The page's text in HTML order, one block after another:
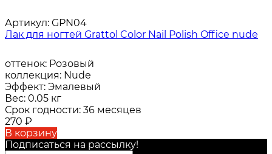
Артикул: GPN04
Лак для ногтей Grattol Color Nail Polish Office nude
оттенок: Розовый
коллекция: Nude
Эффект: Эмалевый
Вес: 0.05 кг
Срок годности: 36 месяцев
270 ₽
В корзину
Подписаться на рассылкy!